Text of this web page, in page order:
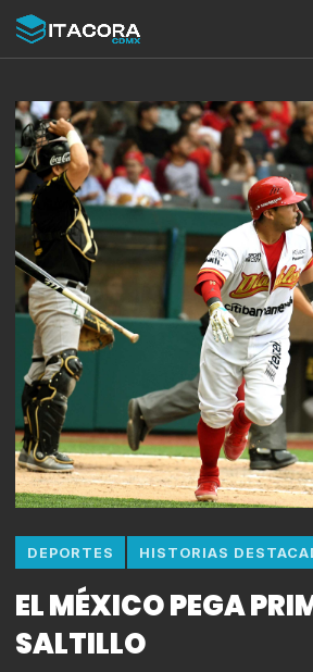
DEPORTES HISTORIAS
EL MÉXICO PEGA
SALTILLO